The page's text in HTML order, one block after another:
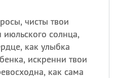
чисты твои
солнца,
как улыбка
искренни твои
как сама